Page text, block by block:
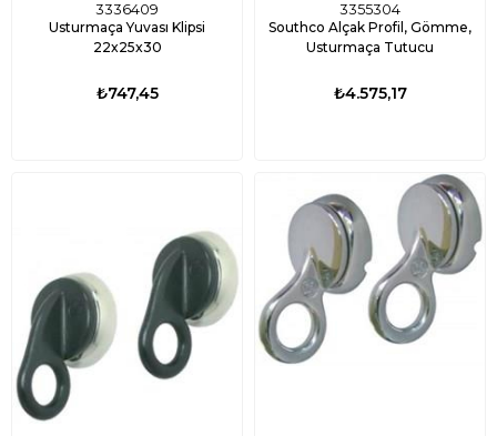
3336409
Usturmaça Yuvası Klipsi
22x25x30
₺747,45
3355304
Southco Alçak Profil, Gömme,
Usturmaça Tutucu
₺4.575,17